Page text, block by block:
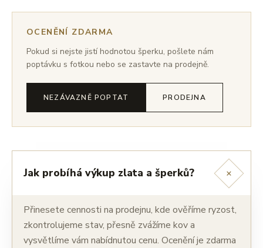
OCENĚNÍ ZDARMA
Pokud si nejste jistí hodnotou šperku, pošlete nám
poptávku s fotkou nebo se zastavte na prodejně.
NEZÁVAZNĚ POPTAT PRODEJNA
Jak probíhá výkup zlata a šperků? +
Přinesete cennosti na prodejnu, kde ověříme ryzost,
zkontrolujeme stav, přesně zvážíme kov a
vysvětlíme vám nabídnutou cenu. Ocenění je zdarma